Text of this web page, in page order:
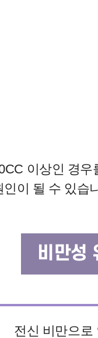
이상인 경우
이 될 수 있습
비만성
전신 비만으로